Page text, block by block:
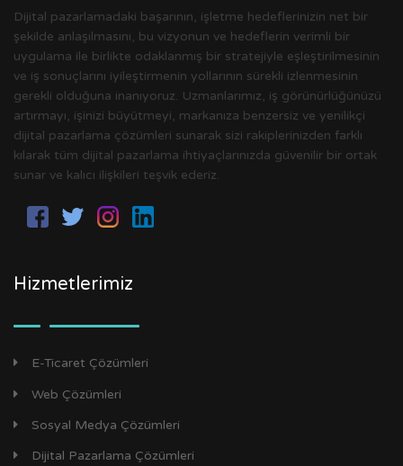
Dijital pazarlamadaki başarının, işletme hedeflerinizin net bir
şekilde anlaşılmasını, bu vizyonun ve hedeflerin verimli bir
uygulama ile birlikte odaklanmış bir stratejiyle eşleştirilmesinin
ve iş sonuçlarını iyileştirmenin yollarının sürekli izlenmesinin
gerekli olduğuna inanıyoruz. Uzmanlarımız, iş görünürlüğünüzü
artırmayı, işinizi büyütmeyi, markanıza benzersiz ve yenilikçi
dijital pazarlama çözümleri sunarak sizi rakiplerinizden farklı
kılarak tüm dijital pazarlama ihtiyaçlarınızda güvenilir bir ortak
sunar ve kalıcı ilişkileri teşvik ederiz.
Hizmetlerimiz
E-Ticaret Çözümleri
Web Çözümleri
Sosyal Medya Çözümleri
Dijital Pazarlama Çözümleri